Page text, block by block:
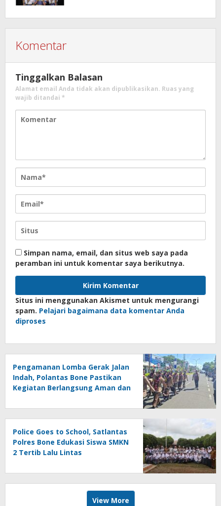
Komentar
Tinggalkan Balasan
Alamat email Anda tidak akan dipublikasikan. Ruas yang
wajib ditandai *
Simpan nama, email, dan situs web saya pada
peramban ini untuk komentar saya berikutnya.
Situs ini menggunakan Akismet untuk mengurangi
spam. Pelajari bagaimana data komentar Anda
diproses
Pengamanan Lomba Gerak Jalan
Indah, Polantas Bone Pastikan
Kegiatan Berlangsung Aman dan
Police Goes to School, Satlantas
Polres Bone Edukasi Siswa SMKN
2 Tertib Lalu Lintas
View More